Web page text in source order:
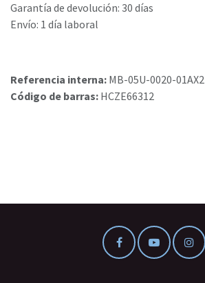
Garantía de devolución: 30 días
Envío: 1 día laboral
Referencia interna: MB-05U-0020-01AX2
Código de barras: HCZE66312